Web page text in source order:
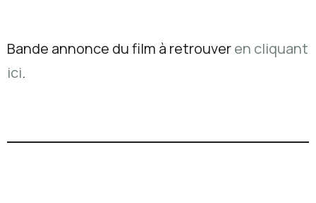
Bande annonce du film à retrouveren cliquant
ici.